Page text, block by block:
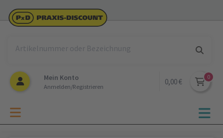
Mein Konto
Anmelden/Registrieren
0,00 €